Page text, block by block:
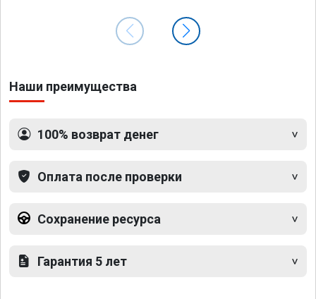
Наши преимущества
100% возврат денег
Оплата после проверки
Сохранение ресурса
Гарантия 5 лет